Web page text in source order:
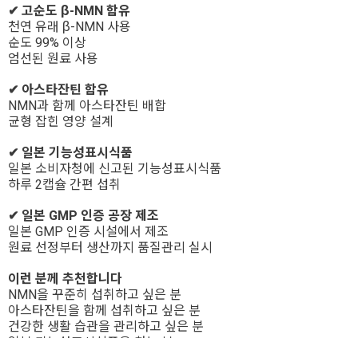
✔ 고순도 β-NMN 함유
천연 유래 β-NMN 사용
순도 99% 이상
엄선된 원료 사용
✔ 아스타잔틴 함유
NMN과 함께 아스타잔틴 배합
균형 잡힌 영양 설계
✔ 일본 기능성표시식품
일본 소비자청에 신고된 기능성표시식품
하루 2캡슐 간편 섭취
✔ 일본 GMP 인증 공장 제조
일본 GMP 인증 시설에서 제조
원료 선정부터 생산까지 품질관리 실시
이런 분께 추천합니다
NMN을 꾸준히 섭취하고 싶은 분
아스타잔틴을 함께 섭취하고 싶은 분
건강한 생활 습관을 관리하고 싶은 분